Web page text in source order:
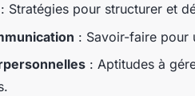
: Stratégies pour structurer et
: Savoir-faire pour
: Aptitudes à